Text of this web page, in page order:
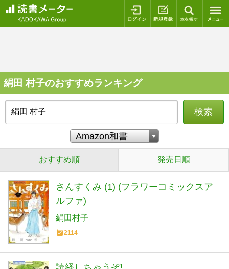
ログイン 新規登録
絹田 村子のおすすめランキング
検索
おすすめ順 発売日順
さんすくみ (1) (フラワーコミックスア
ルファ)
絹田村子
2114